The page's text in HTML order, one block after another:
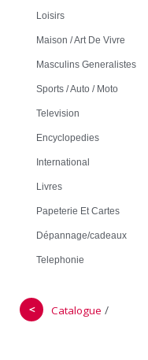
Loisirs
Maison / Art De Vivre
Masculins Generalistes
Sports / Auto / Moto
Television
Encyclopedies
International
Livres
Papeterie Et Cartes
Dépannage/cadeaux
Telephonie
＜ Catalogue /